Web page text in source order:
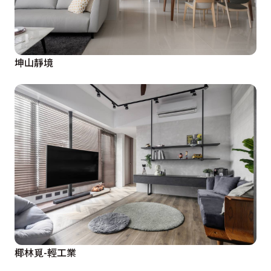
坤山靜境
椰林覓-輕工業